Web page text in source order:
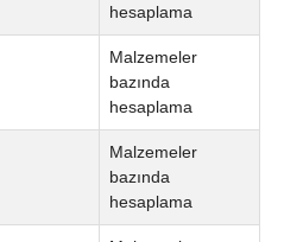
hesaplama
Malzemeler
bazında
hesaplama
Malzemeler
bazında
hesaplama